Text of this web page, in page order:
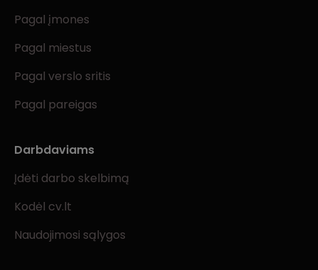
Pagal įmones
Pagal miestus
Pagal verslo sritis
Pagal pareigas
Darbdaviams
Įdėti darbo skelbimą
Kodėl cv.lt
Naudojimosi sąlygos